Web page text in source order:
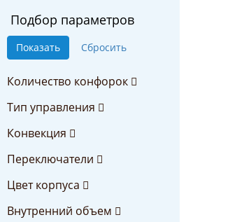
Подбор параметров
Количество конфорок
Тип управления
Конвекция
Переключатели
Цвет корпуса
Внутренний объем